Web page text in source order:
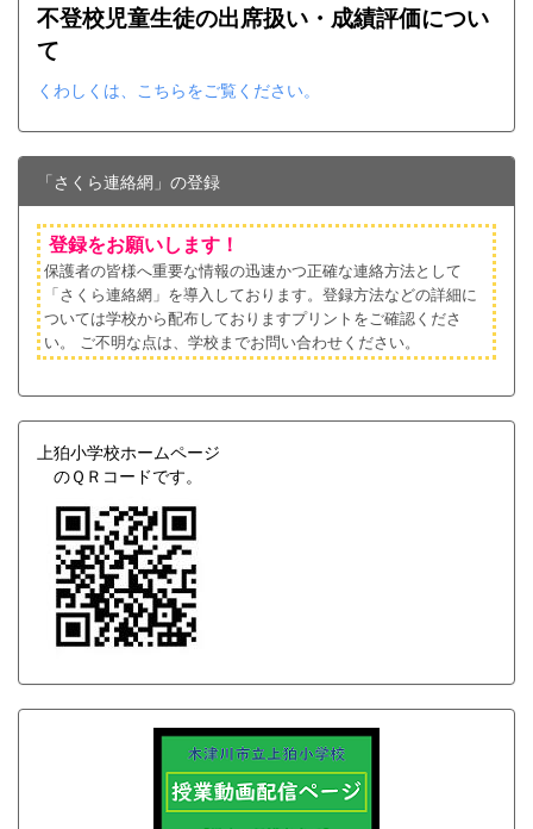
不登校児童生徒の出席扱い・成績評価につい
て
くわしくは、こちらをご覧ください。
「さくら連絡網」の登録
登録をお願いします！
保護者の皆様へ重要な情報の迅速かつ正確な連絡方法として
「さくら連絡網」を導入しております。登録方法などの詳細に
ついては学校から配布しておりますプリントをご確認くださ
い。
ご不明な点は、学校までお問い合わせください。
上狛小学校ホームページ
のＱＲコードです。